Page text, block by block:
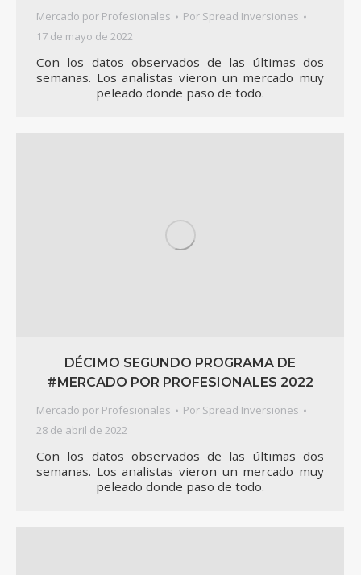
Mercado por Profesionales Por Spread Inversiones
17 de mayo de 2022
Con los datos observados de las últimas dos
semanas. Los analistas vieron un mercado muy
peleado donde paso de todo.
DÉCIMO SEGUNDO PROGRAMA DE
#MERCADO POR PROFESIONALES 2022
Mercado por Profesionales Por Spread Inversiones
28 de abril de 2022
Con los datos observados de las últimas dos
semanas. Los analistas vieron un mercado muy
peleado donde paso de todo.